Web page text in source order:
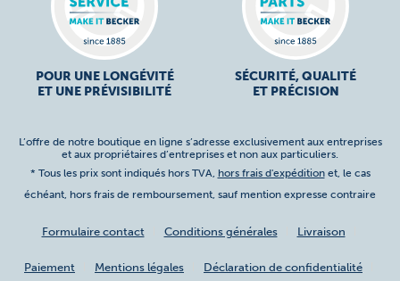
POUR UNE LONGÉVITÉ
ET UNE PRÉVISIBILITÉ
SÉCURITÉ, QUALITÉ
ET PRÉCISION
L’offre de notre boutique en ligne s’adresse exclusivement aux entreprises
et aux propriétaires d’entreprises et non aux particuliers.
* Tous les prix sont indiqués hors TVA, hors frais d'expéditionet, le cas
échéant, hors frais de remboursement, sauf mention expresse contraire
Formulaire contact Conditions générales Livraison
Paiement Mentions légales Déclaration de confidentialité